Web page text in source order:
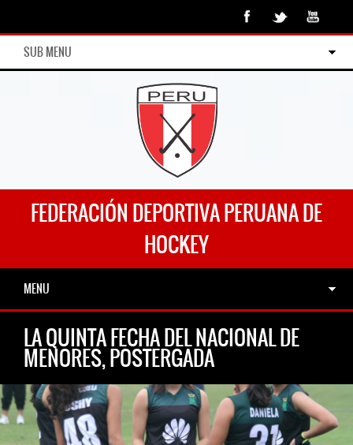
SUB MENU
FEDERACIÓN DEPORTIVA PERUANA DE
HOCKEY
MENU
LA QUINTA FECHA DEL NACIONAL DE
MENORES, POSTERGADA